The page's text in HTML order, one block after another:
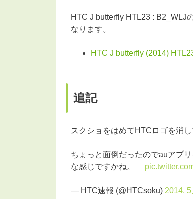
HTC J butterfly HTL23 : B2_WLJ
なります。
HTC J butterfly (2014)
追記
スクショをはめてHTCロゴを消し
ちょっと面倒だったのでauアプ
な感じですかね。
— HTC速報 (@HTCsoku) 2014, 5